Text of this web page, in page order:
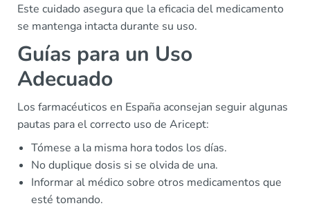
Este cuidado asegura que la eficacia del medicamento
se mantenga intacta durante su uso.
Guías para un Uso
Adecuado
Los farmacéuticos en España aconsejan seguir algunas
pautas para el correcto uso de Aricept:
Tómese a la misma hora todos los días.
No duplique dosis si se olvida de una.
Informar al médico sobre otros medicamentos que
esté tomando.